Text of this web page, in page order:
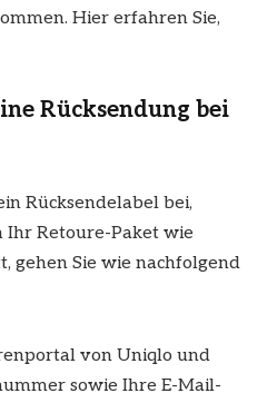
Hier erfahren Sie,
Rücksendung bei
Rücksendelabel bei,
Ihr Retoure-Paket wie
gehen Sie wie nachfolgend
von Uniqlo und
sowie Ihre E-Mail-